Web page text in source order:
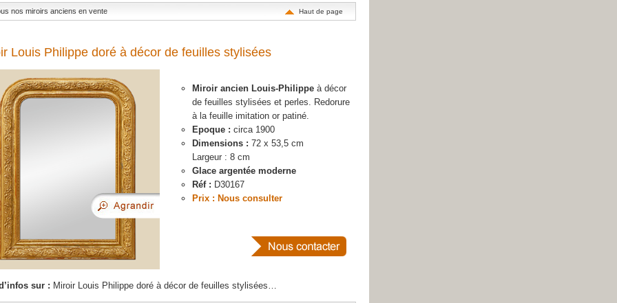
nos miroirs anciens en vente Haut de page
Louis Philippe doré à décor de feuilles stylisées
Miroir ancien Louis-Philippe à décor
de feuilles stylisées et perles. Redorure
à la feuille imitation or patiné.
Epoque : circa 1900
Dimensions : 72 x 53,5 cm
Largeur : 8 cm
Glace argentée moderne
Réf : D30167
Prix : Nous consulter
sur : Miroir Louis Philippe doré à décor de feuilles stylisées…